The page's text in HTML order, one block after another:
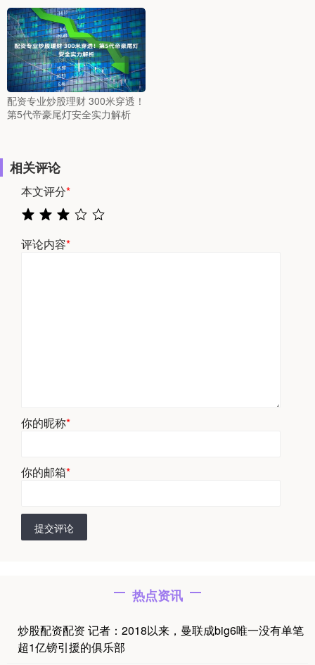
配资专业炒股理财 300米穿透！
第5代帝豪尾灯安全实力解析
相关评论
本文评分*
评论内容*
你的昵称*
你的邮箱*
提交评论
热点资讯
炒股配资配资 记者：2018以来，曼联成big6唯一没有单笔
超1亿镑引援的俱乐部